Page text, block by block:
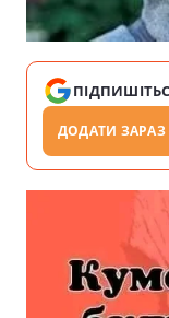
ДОДАТИ ЗАРАЗ